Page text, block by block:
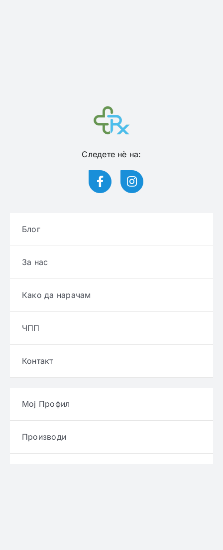
Следете нѐ на:
Блог
За нас
Како да нарачам
ЧПП
Контакт
Мој Профил
Производи